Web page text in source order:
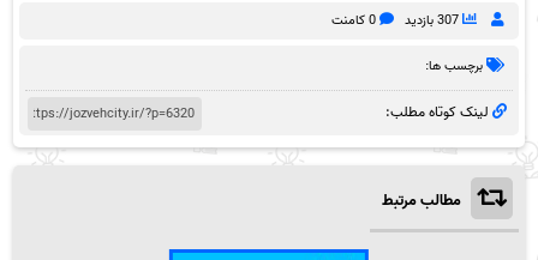
307 بازدید 0 کامنت
برچسب ها:
لینک کوتاه مطلب:
مطالب مرتبط